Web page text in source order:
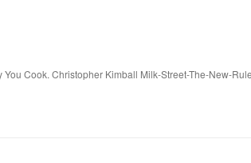
Cook. Christopher Kimball Milk-Street-The-New-